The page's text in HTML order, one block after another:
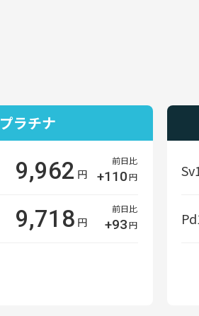
プラチナ
9,962 円
前日比
+110円
9,718 円
前日比
+93円